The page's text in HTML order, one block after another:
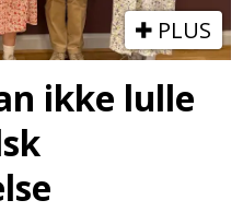
PLUS
ikke lulle